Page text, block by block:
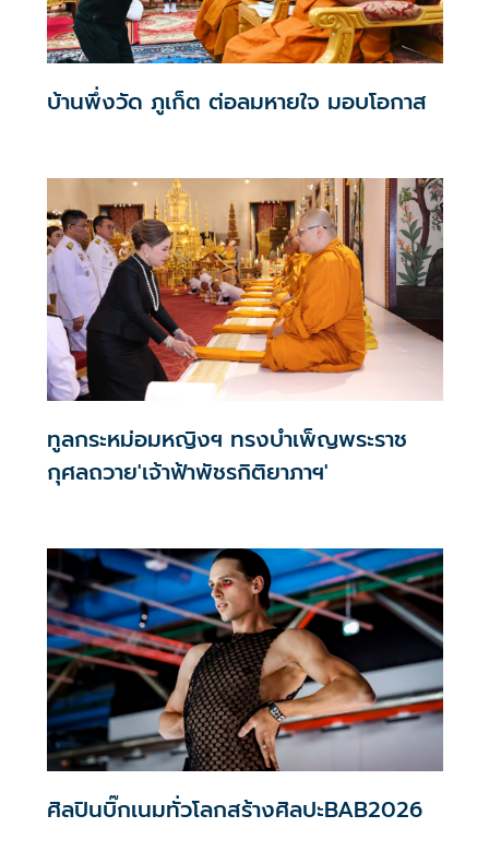
บ้านพึ่งวัด ภูเก็ต ต่อลมหายใจ มอบโอกาส
ทูลกระหม่อมหญิงฯ ทรงบำเพ็ญพระราช
กุศลถวาย'เจ้าฟ้าพัชรกิติยาภาฯ'
ศิลปินบิ๊กเนมทั่วโลกสร้างศิลปะBAB2026